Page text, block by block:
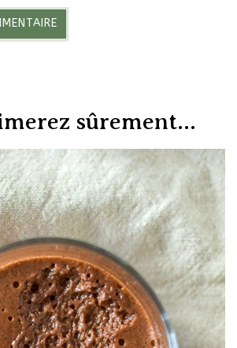
sûrement...